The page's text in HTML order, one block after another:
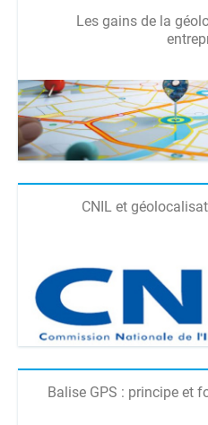
Les gains de la
CNIL et
Balise GPS : principe et